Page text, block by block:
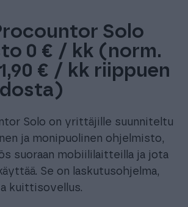
Solo
0 € / kk (norm.
€ / kk riippuen
Solo on yrittäjille suunniteltu
ja monipuolinen ohjelmisto,
suoraan mobiililaitteilla ja jota
Se on laskutusohjelma,
kuittisovellus.